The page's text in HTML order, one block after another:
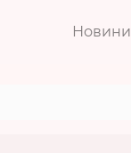
Новини